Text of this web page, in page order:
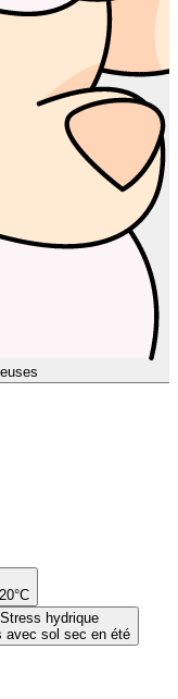
Stress hydrique
avec sol sec en été